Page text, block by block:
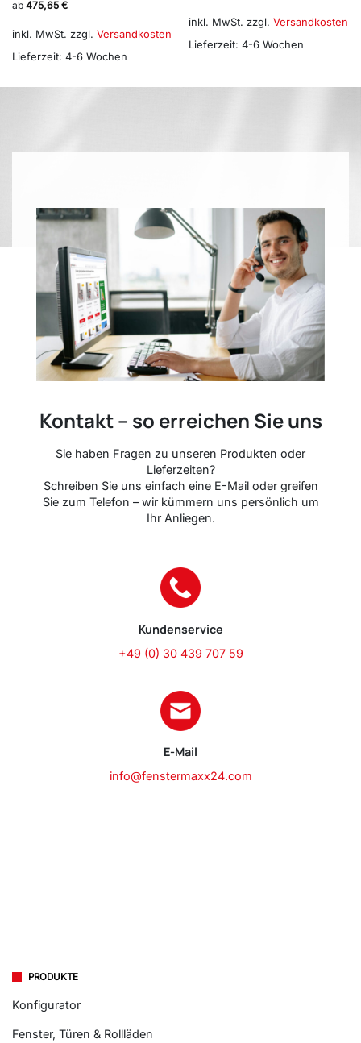
ab 475,65 €
inkl. MwSt. zzgl. Versandkosten
Lieferzeit: 4-6 Wochen
inkl. MwSt. zzgl. Versandkosten
Lieferzeit: 4-6 Wochen
Kontakt – so erreichen Sie uns
Sie haben Fragen zu unseren Produkten oder
Lieferzeiten?
Schreiben Sie uns einfach eine E-Mail oder greifen
Sie zum Telefon – wir kümmern uns persönlich um
Ihr Anliegen.
Kundenservice
+49 (0) 30 439 707 59
E-Mail
info@fenstermaxx24.com
PRODUKTE
Konfigurator
Fenster, Türen & Rollläden